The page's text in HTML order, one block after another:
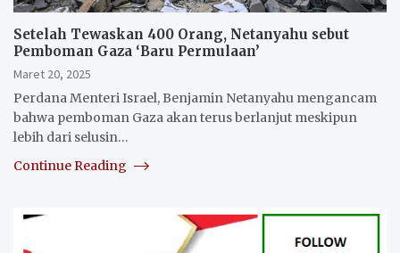
Setelah Tewaskan 400 Orang, Netanyahu sebut
Pemboman Gaza ‘Baru Permulaan’
Maret 20, 2025
Perdana Menteri Israel, Benjamin Netanyahu mengancam
bahwa pemboman Gaza akan terus berlanjut meskipun
lebih dari selusin…
Continue Reading